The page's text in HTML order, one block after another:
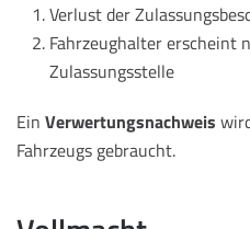
Verlust der
Fahrzeughalter erscheint
Zulassungsstelle
Ein Verwertungsnachweis
Fahrzeugs gebraucht.